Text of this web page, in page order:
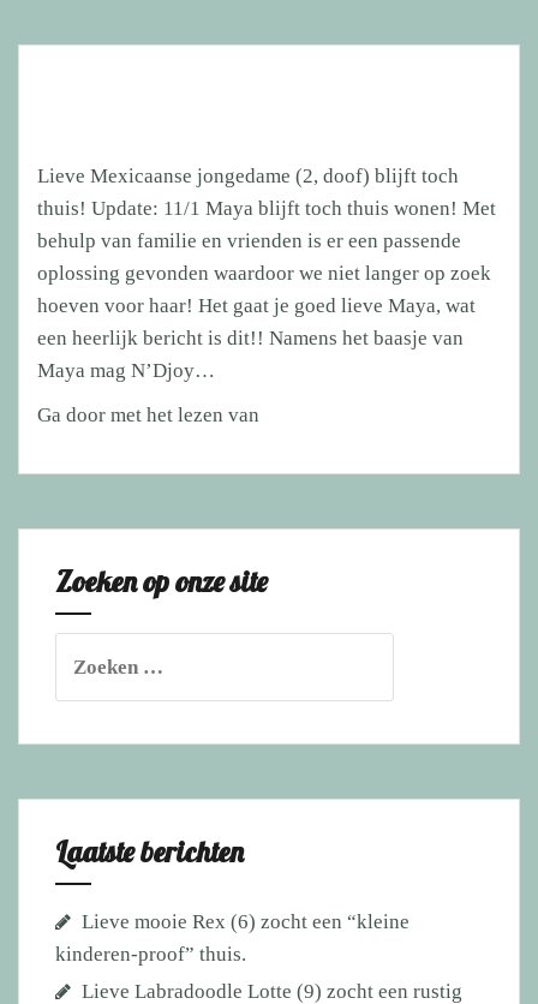
Lieve Mexicaanse jongedame (2, doof) blijft toch
thuis! Update: 11/1 Maya blijft toch thuis wonen! Met
behulp van familie en vrienden is er een passende
oplossing gevonden waardoor we niet langer op zoek
hoeven voor haar! Het gaat je goed lieve Maya, wat
een heerlijk bericht is dit!! Namens het baasje van
Maya mag N’Djoy…
Ga door met het lezen van
jongedame
blijft
thuis
Zoeken op onze site
naar:
Laatste berichten
Lieve mooie Rex (6) zocht een “kleine
kinderen-proof” thuis.
Lieve Labradoodle Lotte (9) zocht een rustig